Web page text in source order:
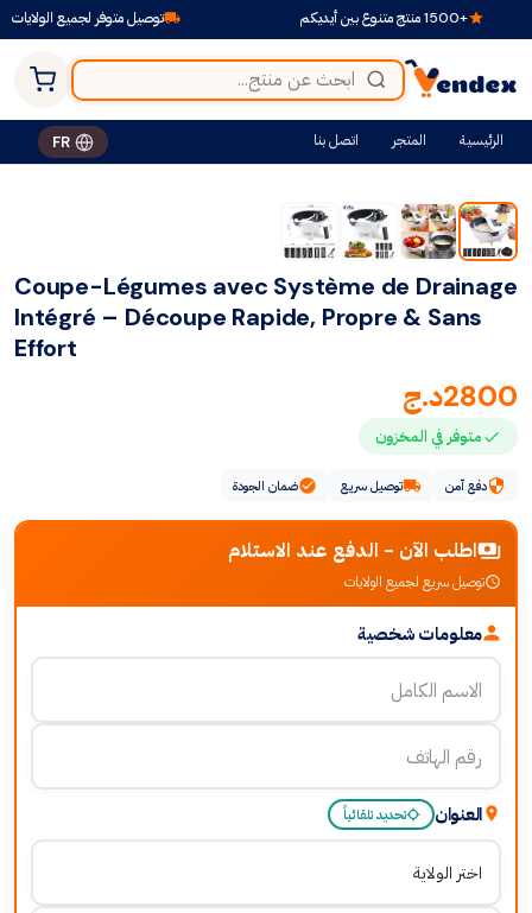
توصيل متوفر لجميع الولايات
الرئيسية المتجر اتصل بنا FR
Coupe-Légumes avec Système de Drainage
Intégré – Découpe Rapide, Propre & Sans
Effort
2800د.ج
متوفر في المخزون
دفع آمن توصيل سريع ضمان الجودة
اطلب الآن - الدفع عند الاستلام
توصيل سريع لجميع الولايات
معلومات شخصية
العنوان تحديد تلقائياً